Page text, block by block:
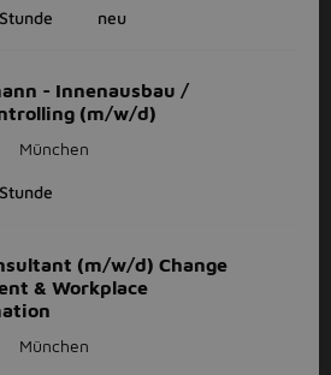
neu
- Innenausbau /
(m/w/d)
München
(m/w/d) Change
& Workplace
München